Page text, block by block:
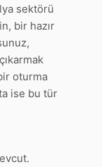
sektörü
bir hazır
oturma
ise bu tür